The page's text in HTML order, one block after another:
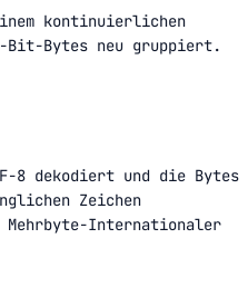
kontinuierlichen
Bytes neu gruppiert.
8 dekodiert und die Bytes
Zeichen
Mehrbyte-Internationaler